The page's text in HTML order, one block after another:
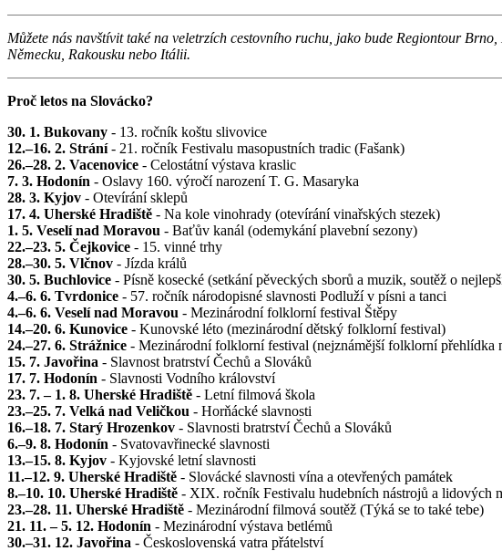
Můžete nás navštívit také na veletrzích cestovního ruchu, jako bude Regiontour
Německu, Rakousku nebo Itálii.
Proč letos na Slovácko?
30. 1. Bukovany - 13. ročník koštu slivovice
12.–16. 2. Strání- 21. ročník Festivalu masopustních tradic (Fašank)
26.–28. 2. Vacenovice - Celostátní výstava kraslic
7. 3. Hodonín - Oslavy 160. výročí narození T. G. Masaryka
28. 3. Kyjov - Otevírání sklepů
17. 4. Uherské Hradiště - Na kole vinohrady (otevírání vinařských stezek)
1. 5. Veselí nad Moravou - Baťův kanál (odemykání plavební sezony)
22.–23. 5. Čejkovice - 15. vinné trhy
28.–30. 5. Vlčnov - Jízda králů
30. 5. Buchlovice - Písně kosecké (setkání pěveckých sborů a muzik, soutěž o
4.–6. 6. Tvrdonice - 57. ročník národopisné slavnosti Podluží v písni a tanci
4.–6. 6. Veselí nad Moravou - Mezinárodní folklorní festival Štěpy
14.–20. 6. Kunovice - Kunovské léto (mezinárodní dětský folklorní festival)
24.–27. 6. Strážnice - Mezinárodní folklorní festival (nejznámější folklorní přehlídka
15. 7. Javořina - Slavnost bratrství Čechů a Slováků
17. 7. Hodonín - Slavnosti Vodního království
23. 7. – 1. 8. Uherské Hradiště - Letní filmová škola
23.–25. 7. Velká nad Veličkou - Horňácké slavnosti
16.–18. 7. Starý Hrozenkov - Slavnosti bratrství Čechů a Slováků
6.–9. 8. Hodonín - Svatovavřinecké slavnosti
13.–15. 8. Kyjov - Kyjovské letní slavnosti
11.–12. 9. Uherské Hradiště - Slovácké slavnosti vína a otevřených památek
8.–10. 10. Uherské Hradiště - XIX. ročník Festivalu hudebních nástrojů a lidových
23.–28. 11. Uherské Hradiště - Mezinárodní filmová soutěž (Týká se to také tebe)
21. 11. – 5. 12. Hodonín - Mezinárodní výstava betlémů
30.–31. 12. Javořina - Československá vatra přátelství